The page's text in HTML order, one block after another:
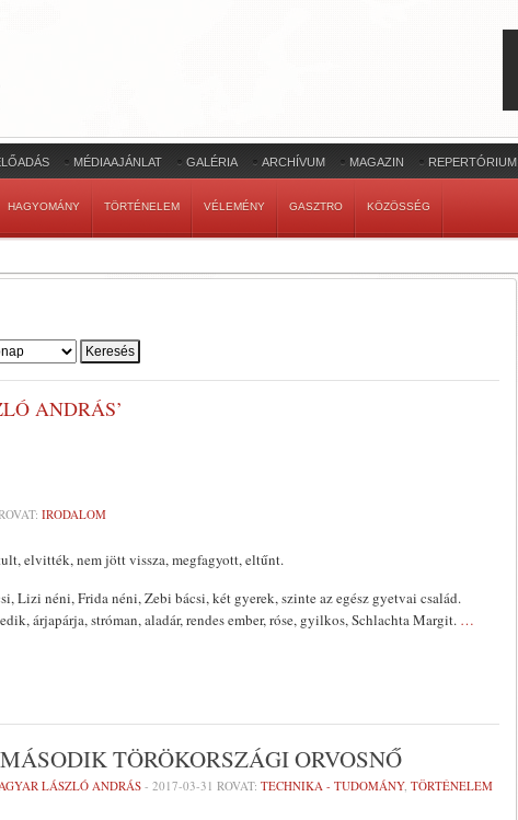
MÉDIAAJÁNLAT GALÉRIA ARCHÍVUM MAGAZIN REPERTÓRIUM
HAGYOMÁNY TÖRTÉNELEM VÉLEMÉNY GASZTRO KÖZÖSSÉG
ANDRÁS’
IRODALOM
elvitték, nem jött vissza, megfagyott, eltűnt.
Lizi néni, Frida néni, Zebi bácsi, két gyerek, szinte az egész gyetvai család.
árjapárja, stróman, aladár, rendes ember, róse, gyilkos, Schlachta Margit. …
TÖRÖKORSZÁGI ORVOSNŐ
LÁSZLÓ ANDRÁS - 2017-03-31 ROVAT: TECHNIKA - TUDOMÁNY, TÖRTÉNELEM